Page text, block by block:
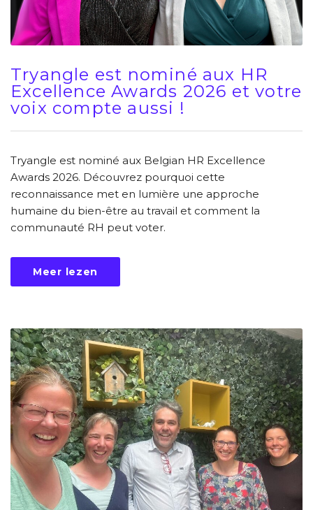
Tryangle est nominé aux HR
Excellence Awards 2026 et votre
voix compte aussi !
Tryangle est nominé aux Belgian HR Excellence
Awards 2026. Découvrez pourquoi cette
reconnaissance met en lumière une approche
humaine du bien-être au travail et comment la
communauté RH peut voter.
Meer lezen